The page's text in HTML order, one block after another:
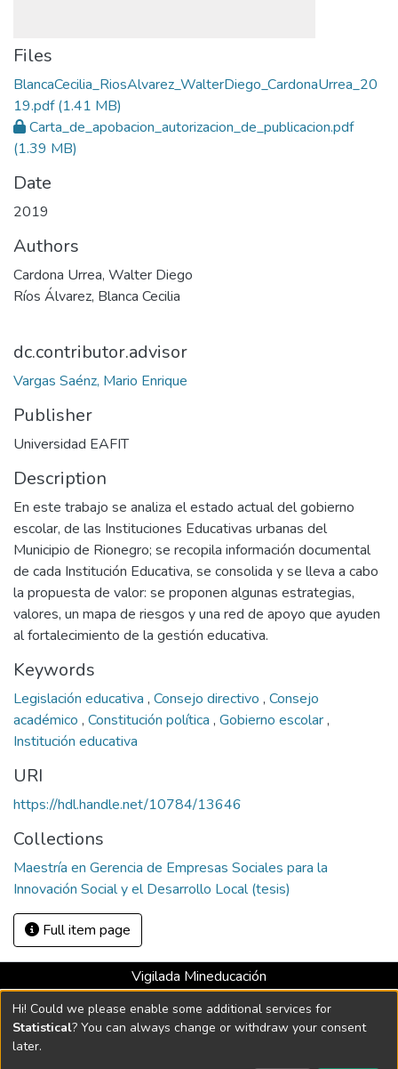
Files
BlancaCecilia_RiosAlvarez_WalterDiego_CardonaUrrea_20
19.pdf(1.41 MB)
Carta_de_apobacion_autorizacion_de_publicacion.pdf
(1.39 MB)
Date
2019
Authors
Cardona Urrea, Walter Diego
Ríos Álvarez, Blanca Cecilia
dc.contributor.advisor
Vargas Saénz, Mario Enrique
Publisher
Universidad EAFIT
Description
En este trabajo se analiza el estado actual del gobierno
escolar, de las Instituciones Educativas urbanas del
Municipio de Rionegro; se recopila información documental
de cada Institución Educativa, se consolida y se lleva a cabo
la propuesta de valor: se proponen algunas estrategias,
valores, un mapa de riesgos y una red de apoyo que ayuden
al fortalecimiento de la gestión educativa.
Keywords
Legislación educativa , Consejo directivo , Consejo
académico , Constitución política , Gobierno escolar,
Institución educativa
URI
https://hdl.handle.net/10784/13646
Collections
Maestría en Gerencia de Empresas Sociales para la
Innovación Social y el Desarrollo Local (tesis)
Full item page
Vigilada Mineducación
Universidad con Acreditación Institucional hasta 2026 -
Resolución MEN 2158 de 2018
Hi! Could we please enable some additional services for
Statistical? You can always change or withdraw your consent
later.